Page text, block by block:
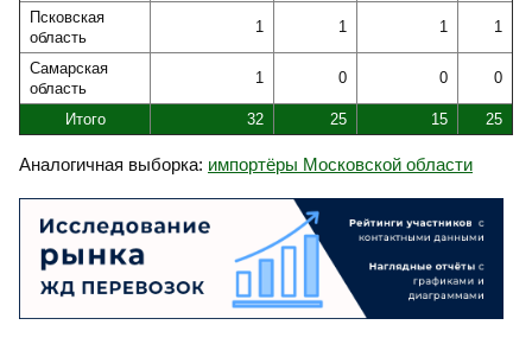
Псковская
область
1 1 1 1
Самарская
область
1 0 0 0
Итого 32 25 15 25
Аналогичная выборка: импортёры Московской области